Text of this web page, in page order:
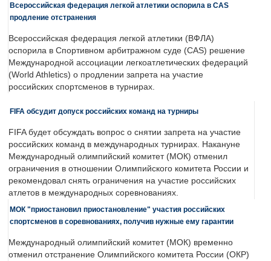
Всероссийская федерация легкой атлетики оспорила в CAS
продление отстранения
Всероссийская федерация легкой атлетики (ВФЛА)
оспорила в Спортивном арбитражном суде (CAS) решение
Международной ассоциации легкоатлетических федераций
(World Athletics) о продлении запрета на участие
российских спортсменов в турнирах.
FIFA обсудит допуск российских команд на турниры
FIFA будет обсуждать вопрос о снятии запрета на участие
российских команд в международных турнирах. Накануне
Международный олимпийский комитет (МОК) отменил
ограничения в отношении Олимпийского комитета России и
рекомендовал снять ограничения на участие российских
атлетов в международных соревнованиях.
МОК "приостановил приостановление" участия российских
спортсменов в соревнованиях, получив нужные ему гарантии
Международный олимпийский комитет (МОК) временно
отменил отстранение Олимпийского комитета России (ОКР)